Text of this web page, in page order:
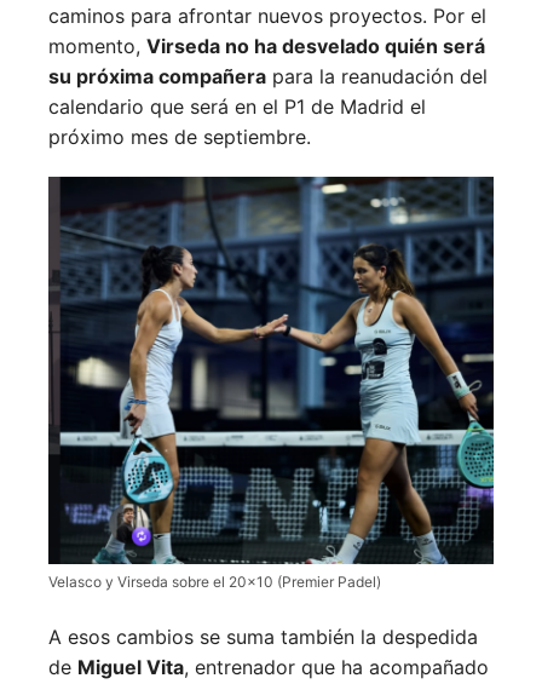
caminos para afrontar nuevos proyectos. Por el
momento, Virseda no ha desvelado quién será
su próxima compañera para la reanudación del
calendario que será en el P1 de Madrid el
próximo mes de septiembre.
Velasco y Virseda sobre el 20×10 (Premier Padel)
A esos cambios se suma también la despedida
de Miguel Vita, entrenador que ha acompañado